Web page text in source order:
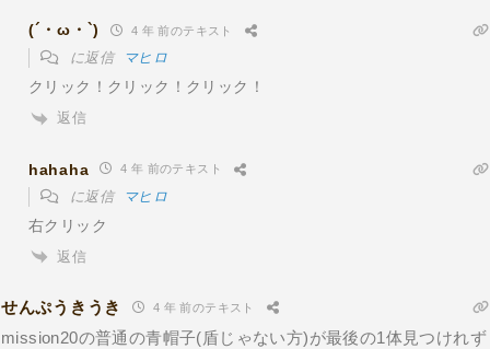
(´・ω・`) 4 年 前のテキスト
に返信 マヒロ
クリック！クリック！クリック！
返信
hahaha 4 年 前のテキスト
に返信 マヒロ
右クリック
返信
せんぷうきうき 4 年 前のテキスト
mission20の普通の青帽子(盾じゃない方)が最後の1体見つけれず